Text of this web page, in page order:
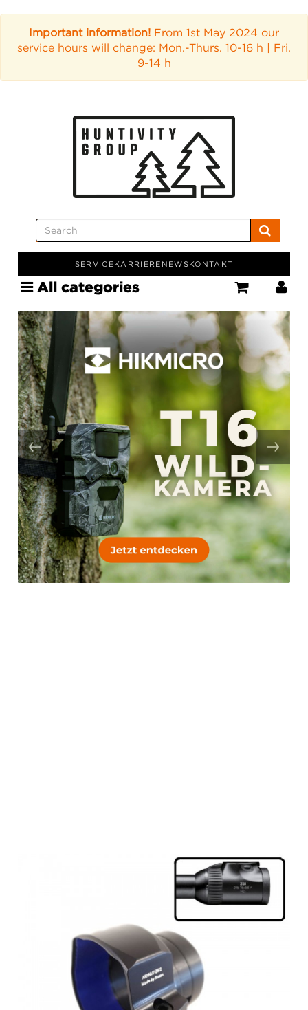
Important information! From 1st May 2024 our
service hours will change: Mon.-Thurs. 10-16 h | Fri.
9-14 h
SERVICEKARRIERE NEWSKONTAKT
All categories